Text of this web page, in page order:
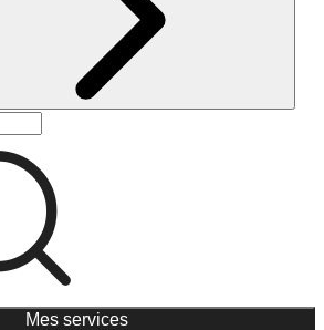
Mes services